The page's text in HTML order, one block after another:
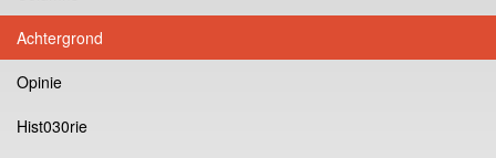
Achtergrond
Opinie
Hist030rie